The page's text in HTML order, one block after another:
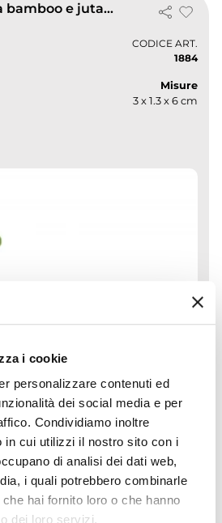
i cookie
personalizzare contenuti ed
dei social media e per
Condividiamo inoltre
in cui utilizzi il nostro sito con i
di analisi dei dati web,
i quali potrebbero combinarle
hai fornito loro o che hanno
dei loro servizi.
Portamemo Yiuta bamboo e juta, 80 post-it kraft, linea natura
CODICE ART.
1884
Misure
3 x 1.3 x 6 cm